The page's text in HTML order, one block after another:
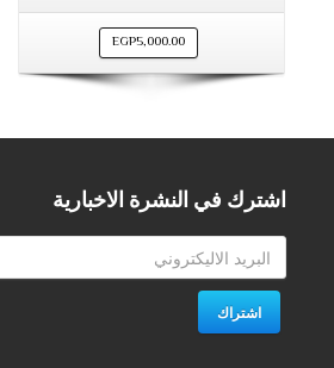
EGP5,000.00
اشترك في النشرة الاخبارية
اشتراك